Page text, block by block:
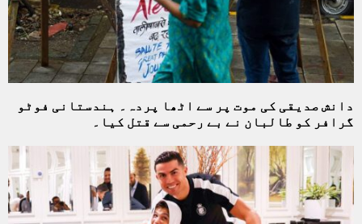
دانش صدیقی کی موت پر سے اٹھا پردہ۔ ہندستانی فوٹو
گرافر کو طالبان نے بے رحمی سے قتل کیا۔